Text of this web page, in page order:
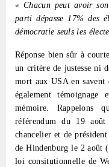
« Chacun peut avoir
parti dépasse 17% des
démocratie seuls les
Réponse bien sûr à
un critère de justesse ni
mort aux USA en
également
mémoire.
référendum du 19
chancelier et de
de Hindenburg le 2 août
loi consitutionnelle de